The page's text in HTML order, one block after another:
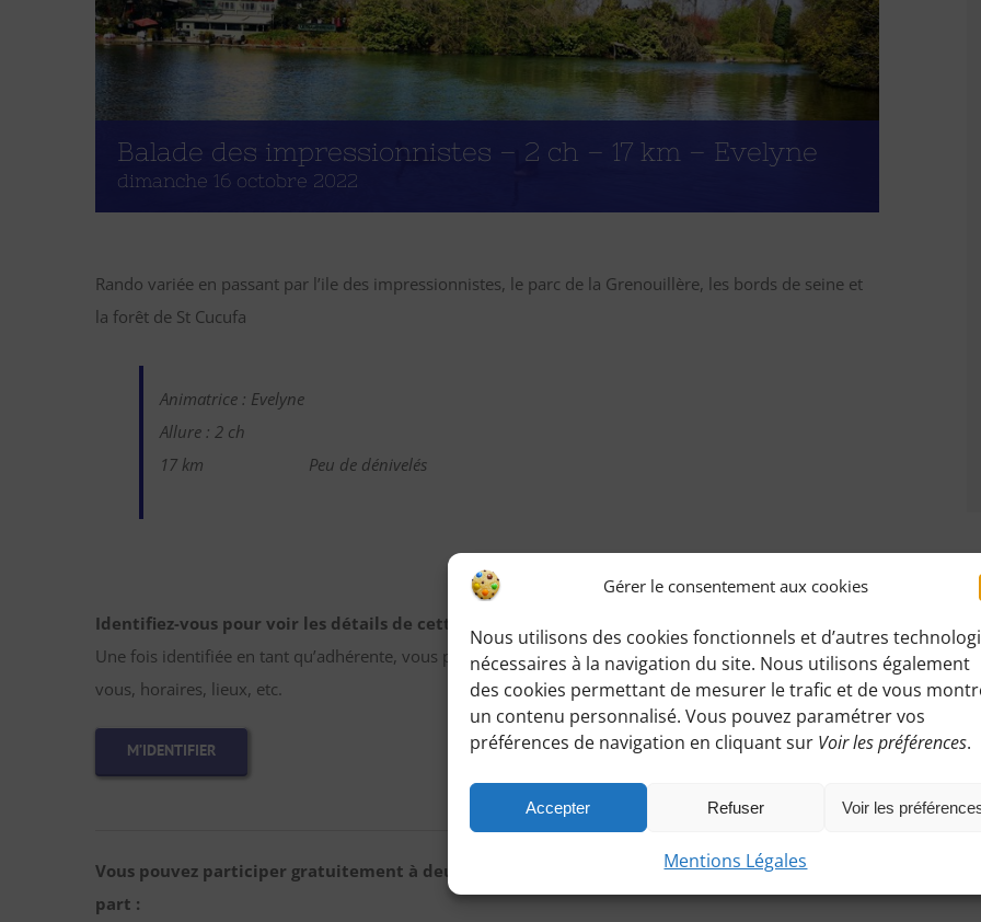
Gérer le consentement aux cookies
Nous utilisons des cookies fonctionnels et d’autres
nécessaires à la navigation du site. Nous utilisons également
des cookies permettant de mesurer le trafic et de vous
un contenu personnalisé. Vous pouvez paramétrer vos
préférences de navigation en cliquant sur Voir les préférences.
Accepter Refuser Voir les
Mentions Légales
Balade des impressionnistes – 2 ch – 17 km – Evelyne
dimanche 16 octobre 2022
Rando variée en passant par l’ile des impressionnistes, le parc de la Grenouillère, les bords de seine et
la forêt de St Cucufa
Animatrice : Evelyne
Allure : 2 ch
17 km
Peu de dénivelés
Identifiez-vous pour voir les détails de cette randonnée
Une fois identifiée en tant qu’adhérente, vous pourrez accéder à toutes les informations de rendez-
vous, horaires, lieux, etc.
M’IDENTIFIER
Vous pouvez participer gratuitement à deux randonnées d’essai sans engagement de votre
part :